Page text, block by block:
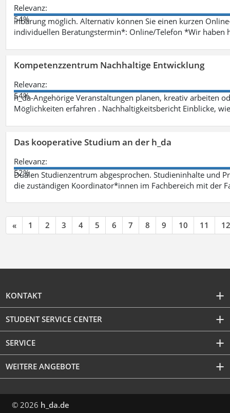
Relevanz:
54%
inbarung möglich. Alternativ können Sie einen kurzen
individuellen Beratungstermin*: Online/Telefon *Wir haben
Kompetenzzentrum Nachhaltige Entwicklung
Relevanz:
54%
h_da-Angehörige Veranstaltungen planen, kreativ arbeiten
Möglichkeiten erfahren . Nachhaltigkeitsbericht Einblicke,
Das kooperative Studium an der h_da
Relevanz:
52%
Dualen Studienzentrum abgesprochen. Studieninhalte und
die zuständigen Koordinator*innen im Fachbereich mit der
« 1 2 3 4 5 6 7 8 9 10 11 12
KONTAKT
STUDENT SERVICE CENTER
SERVICE
WEITERE ANGEBOTE
© 2026 h_da.de